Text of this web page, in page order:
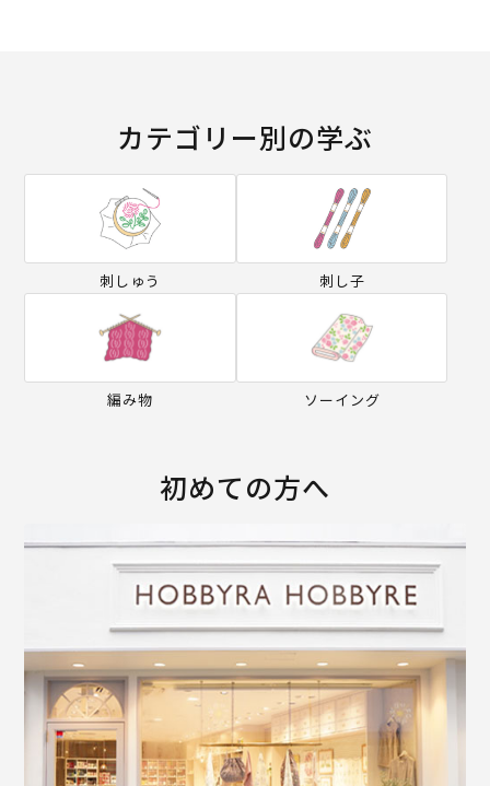
カテゴリー別の学ぶ
刺しゅう 刺し子
編み物 ソーイング
初めての方へ